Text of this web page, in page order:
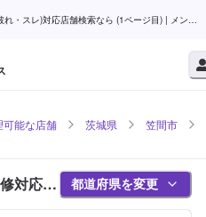
・スレ)対応店舗検索なら (1ページ目) | メンテ
可能な店舗 茨城県 笠間市
対応店
都道府県を変更